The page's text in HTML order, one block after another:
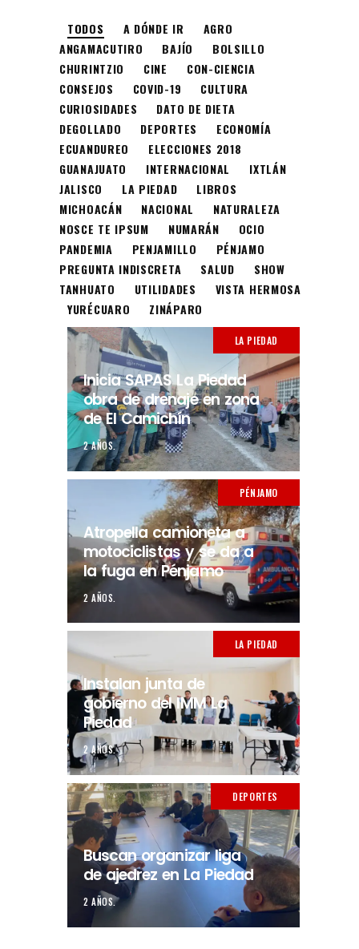
TODOS A DÓNDE IR
AGRO
ANGAMACUTIRO
BAJÍO
BOLSILLO
CHURINTZIO
CINE
CON-CIENCIA
CONSEJOS
COVID-19
CULTURA
CURIOSIDADES
DATO DE DIETA
DEGOLLADO
DEPORTES
ECONOMÍA
ECUANDUREO
ELECCIONES 2018
GUANAJUATO
INTERNACIONAL
IXTLÁN
JALISCO
LA PIEDAD
LIBROS
MICHOACÁN
NACIONAL
NATURALEZA
NOSCE TE IPSUM
NUMARÁN
OCIO
PANDEMIA
PENJAMILLO
PÉNJAMO
PREGUNTA INDISCRETA
SALUD
SHOW
TANHUATO
UTILIDADES
VISTA HERMOSA
YURÉCUARO
ZINÁPARO
LA PIEDAD
Inicia SAPAS La Piedad
obra de drenaje en zona
de El Camichín
2 AÑOS.
PÉNJAMO
Atropella camioneta a
motociclistas y se da a
la fuga en Pénjamo
2 AÑOS.
LA PIEDAD
Instalan junta de
gobierno del IMM La
Piedad
2 AÑOS.
DEPORTES
Buscan organizar liga
de ajedrez en La Piedad
2 AÑOS.